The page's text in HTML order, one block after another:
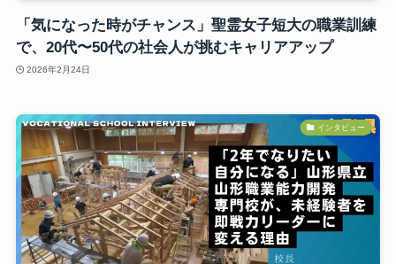
「気になった時がチャンス」聖霊女子短大の職業訓練
で、20代〜50代の社会人が挑むキャリアアップ
2026年2月24日
インタビュー